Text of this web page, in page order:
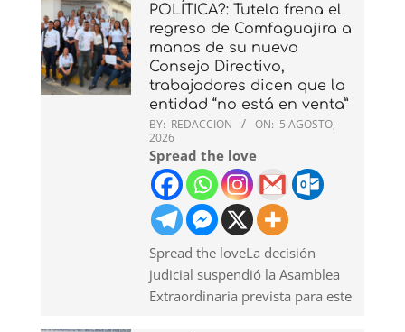
POLÍTICA?: Tutela frena el
regreso de Comfaguajira a
manos de su nuevo
Consejo Directivo,
trabajadores dicen que la
entidad “no está en venta”
BY: REDACCION ON: 5 AGOSTO,
2026
Spread the love
Spread the loveLa decisión
judicial suspendió la Asamblea
Extraordinaria prevista para este